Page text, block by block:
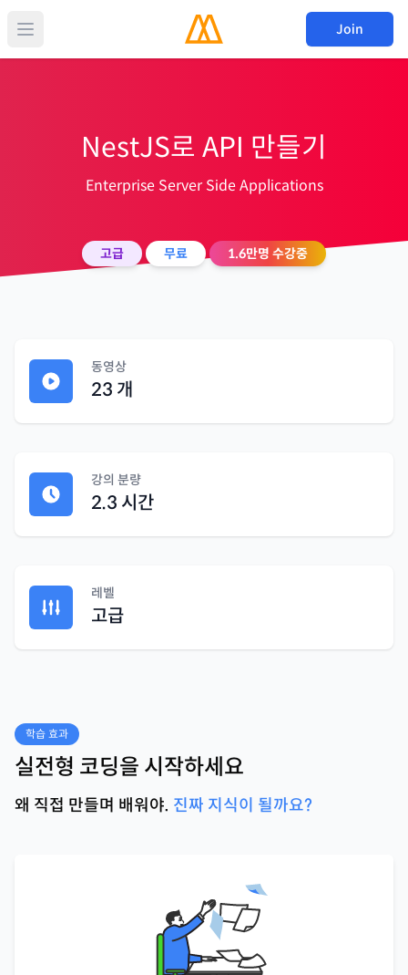
Join
NestJS로 API 만들기
Enterprise Server Side Applications
고급 무료 1.6만명 수강중
동영상
23 개
강의 분량
2.3 시간
레벨
고급
학습 효과
실전형 코딩을 시작하세요
왜 직접 만들며 배워야. 진짜 지식이 될까요?